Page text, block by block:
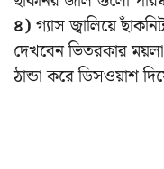
৪)গ্যাস জ্বালিয়ে
দেখবেন ভিতরকার
ঠান্ডা করে ডিসওয়াশ